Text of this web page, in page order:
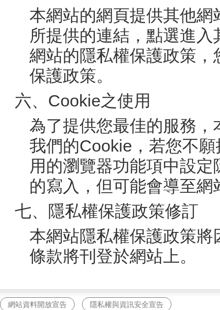
本網站的網頁提供其他
所提供的連結，點選進
網站的隱私權保護政策
保護政策。
六、Cookie之使用
為了提供您最佳的服務
我們的Cookie，若您不
用的瀏覽器功能項中設
的寫入，但可能會導至
七、隱私權保護政策修訂
本網站隱私權保護政策
條款將刊登於網站上。
網站資料開放宣告 隱私權與資訊安全宣告